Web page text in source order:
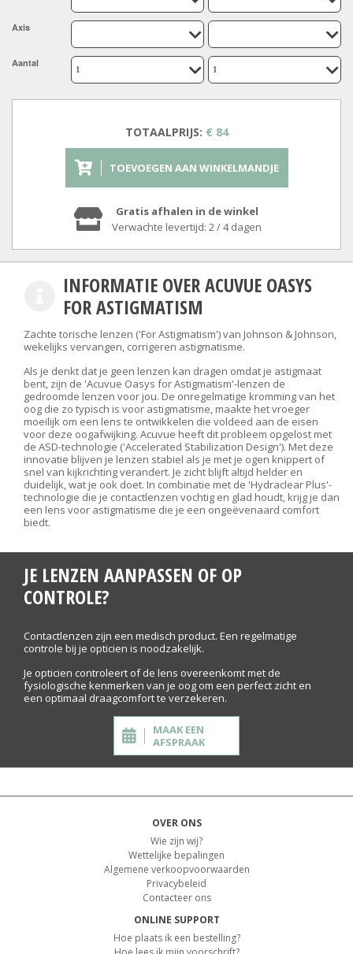
Axis
Aantal
TOTAALPRIJS: € 84
TOEVOEGEN AAN WINKELMANDJE
Gratis afhalen in de winkel
Verwachte levertijd: 2 / 4 dagen
INFORMATIE OVER ACUVUE OASYS
FOR ASTIGMATISM
Zachte torische lenzen ('For Astigmatism') van Johnson & Johnson,
wekelijks vervangen, corrigeren astigmatisme.
Als je denkt dat je geen lenzen kan dragen omdat je astigmaat
bent, zijn de 'Acuvue Oasys for Astigmatism'-lenzen de
gedroomde lenzen voor jou. De onregelmatige kromming van het
oog die zo typisch is voor astigmatisme, maakte het vroeger
moeilijk om een lens te ontwikkelen die voldeed aan de eisen
voor deze oogafwijking. Acuvue heeft dit probleem opgelost met
de ASD-technologie ('Accelerated Stabilization Design'). Met deze
innovatie blijven je lenzen stabiel als je met je ogen knippert of
snel van kijkrichting verandert. Je zicht blijft altijd helder en
duidelijk, wat je ook doet. In combinatie met de 'Hydraclear Plus'-
technologie die je contactlenzen vochtig en glad houdt, krijg je dan
een lens voor astigmatisme die je een ongeëvenaard comfort
biedt.
JE LENZEN AANPASSEN OF OP
CONTROLE?
Contactlenzen zijn een medisch product. Een regelmatige
controle bij je opticien is noodzakelijk.
Je opticien controleert of de lens overeenkomt met de
fysiologische kenmerken van je oog om een perfect zicht en
een optimaal draagcomfort te verzekeren.
MAAK EEN
AFSPRAAK
OVER ONS
Wie zijn wij?
Wettelijke bepalingen
Algemene verkoopvoorwaarden
Privacybeleid
Contacteer ons
ONLINE SUPPORT
Hoe plaats ik een bestelling?